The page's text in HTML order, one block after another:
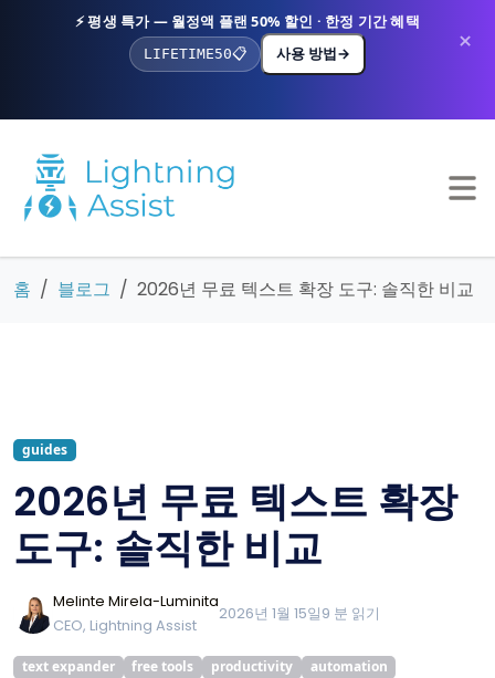
⚡ 평생 특가 — 월정액 플랜 50% 할인 · 한정 기간 혜택
LIFETIME50📋 사용 방법→ ×
홈 블로그 2026년 무료 텍스트 확장 도구: 솔직한 비교
guides
2026년 무료 텍스트 확장
도구: 솔직한 비교
Melinte Mirela-Luminita
CEO, Lightning Assist
2026년 1월 15일9 분 읽기
text expander free tools productivity
automation